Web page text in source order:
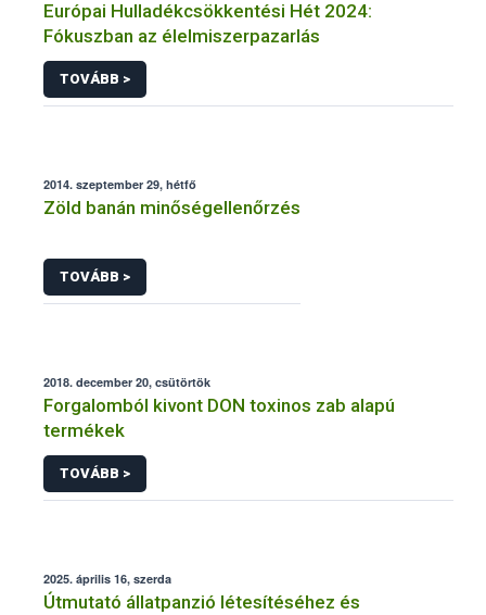
Európai Hulladékcsökkentési Hét 2024:
Fókuszban az élelmiszerpazarlás
TOVÁBB >
2014. szeptember 29, hétfő
Zöld banán minőségellenőrzés
TOVÁBB >
2018. december 20, csütörtök
Forgalomból kivont DON toxinos zab alapú
termékek
TOVÁBB >
2025. április 16, szerda
Útmutató állatpanzió létesítéséhez és